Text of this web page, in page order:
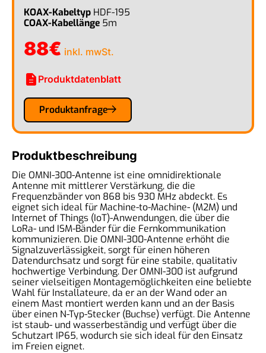
KOAX-Kabeltyp HDF-195
COAX-Kabellänge5m
88€ inkl. mwSt.
description Produktdatenblatt
Produktanfrage
Produktbeschreibung
Die OMNI-300-Antenne ist eine omnidirektionale
Antenne mit mittlerer Verstärkung, die die
Frequenzbänder von 868 bis 930 MHz abdeckt. Es
eignet sich ideal für Machine-to-Machine- (M2M) und
Internet of Things (IoT)-Anwendungen, die über die
LoRa- und ISM-Bänder für die Fernkommunikation
kommunizieren. Die OMNI-300-Antenne erhöht die
Signalzuverlässigkeit, sorgt für einen höheren
Datendurchsatz und sorgt für eine stabile, qualitativ
hochwertige Verbindung. Der OMNI-300 ist aufgrund
seiner vielseitigen Montagemöglichkeiten eine beliebte
Wahl für Installateure, da er an der Wand oder an
einem Mast montiert werden kann und an der Basis
über einen N-Typ-Stecker (Buchse) verfügt. Die Antenne
ist staub- und wasserbeständig und verfügt über die
Schutzart IP65, wodurch sie sich ideal für den Einsatz
im Freien eignet.